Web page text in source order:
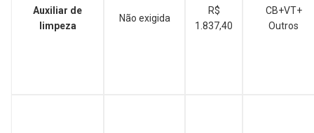
Auxiliar de
limpeza
Não exigida
R$
1.837,40
CB+VT+
Outros